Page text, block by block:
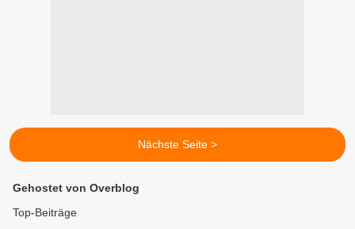
Nächste Seite >
Gehostet von Overblog
Top-Beiträge